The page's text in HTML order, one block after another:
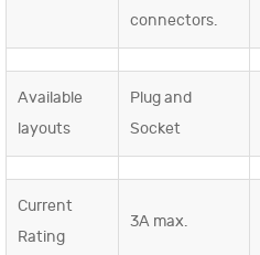
connectors.
Available
layouts
Plug and
Socket
Current
Rating
3A max.